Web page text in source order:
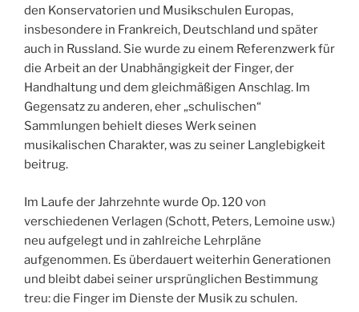
den Konservatorien und Musikschulen Europas,
insbesondere in Frankreich, Deutschland und später
auch in Russland. Sie wurde zu einem Referenzwerk für
die Arbeit an der Unabhängigkeit der Finger, der
Handhaltung und dem gleichmäßigen Anschlag. Im
Gegensatz zu anderen, eher „schulischen“
Sammlungen behielt dieses Werk seinen
musikalischen Charakter, was zu seiner Langlebigkeit
beitrug.
Im Laufe der Jahrzehnte wurde Op. 120 von
verschiedenen Verlagen (Schott, Peters, Lemoine usw.)
neu aufgelegt und in zahlreiche Lehrpläne
aufgenommen. Es überdauert weiterhin Generationen
und bleibt dabei seiner ursprünglichen Bestimmung
treu: die Finger im Dienste der Musik zu schulen.